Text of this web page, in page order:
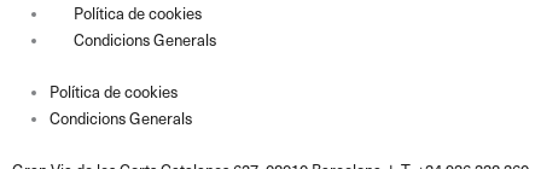
Política de cookies
Condicions Generals
Política de cookies
Condicions Generals